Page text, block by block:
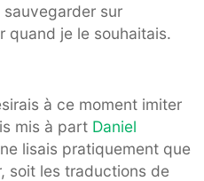
sur
quand je le souhaitais.
à ce moment imiter
mis à part Daniel
lisais pratiquement que
soit les traductions de